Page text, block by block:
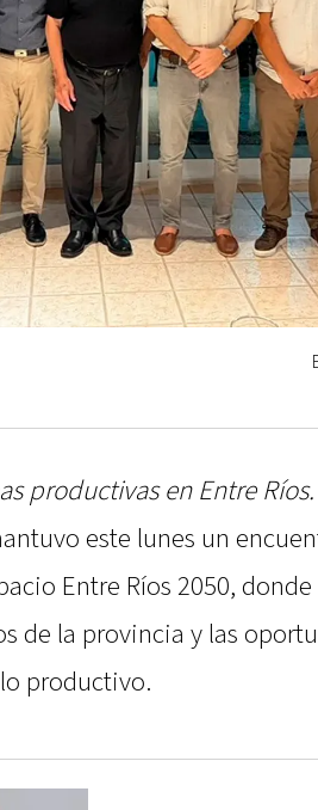
productivas en Entre Ríos.
este lunes un
Entre Ríos 2050,
de la provincia y las
productivo.